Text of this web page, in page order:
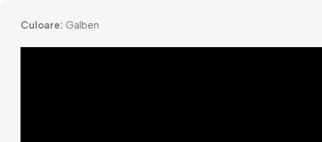
Culoare: Galben